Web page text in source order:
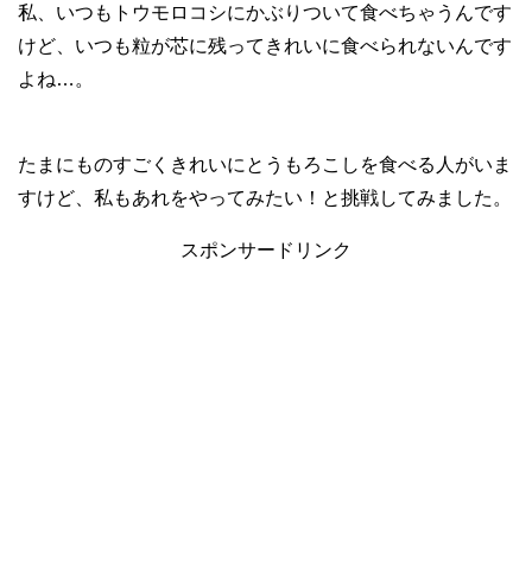
私、いつもトウモロコシにかぶりついて食べちゃうんです
けど、いつも粒が芯に残ってきれいに食べられないんです
よね…。
たまにものすごくきれいにとうもろこしを食べる人がいま
すけど、私もあれをやってみたい！と挑戦してみました。
スポンサードリンク